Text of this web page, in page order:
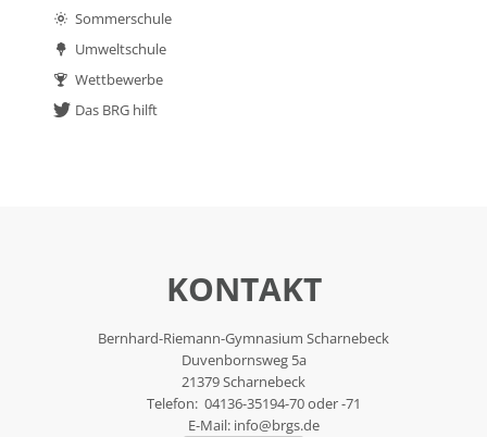
Sommerschule
Umweltschule
Wettbewerbe
Das BRG hilft
KONTAKT
Bernhard-Riemann-Gymnasium Scharnebeck
Duvenbornsweg 5a
21379 Scharnebeck
Telefon: 04136-35194-70 oder -71
E-Mail: info@brgs.de